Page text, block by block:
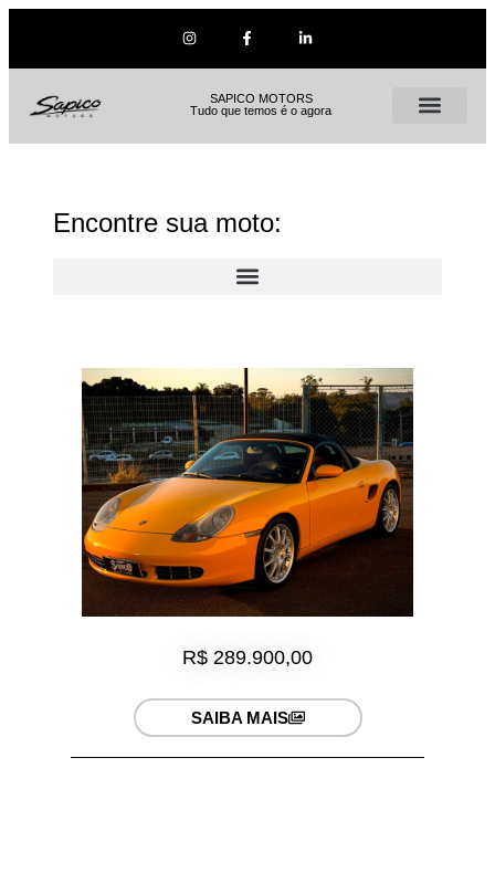
SAPICO MOTORS
Tudo que temos é o agora
Encontre sua moto:
R$ 289.900,00
SAIBA MAIS